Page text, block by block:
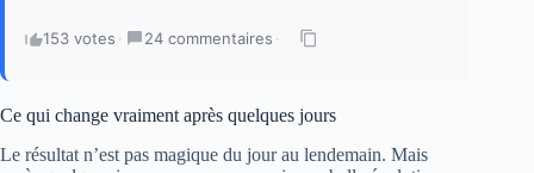
153 votes · 24 commentaires ·
Ce qui change vraiment après quelques jours
Le résultat n’est pas magique du jour au lendemain. Mais